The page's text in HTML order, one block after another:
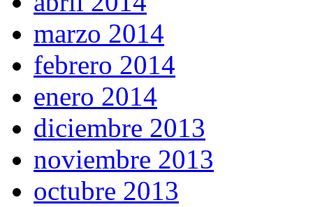
marzo 2014
febrero 2014
enero 2014
diciembre 2013
noviembre 2013
octubre 2013